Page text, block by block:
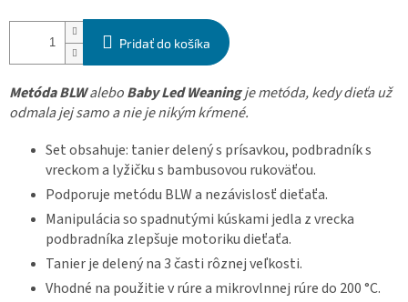
Pridať do košíka
Metóda BLWaleboBaby Led Weaningje metóda, kedy dieťa už
odmala jej samo a nie je nikým kŕmené.
Set obsahuje: tanier delený s prísavkou, podbradník s
vreckom a lyžičku s bambusovou rukoväťou.
Podporuje metódu BLW a nezávislosť dieťaťa.
Manipulácia so spadnutými kúskami jedla z vrecka
podbradníka zlepšuje motoriku dieťaťa.
Tanier je delený na 3 časti rôznej veľkosti.
Vhodné na použitie v rúre a mikrovlnnej rúre do 200 °C.